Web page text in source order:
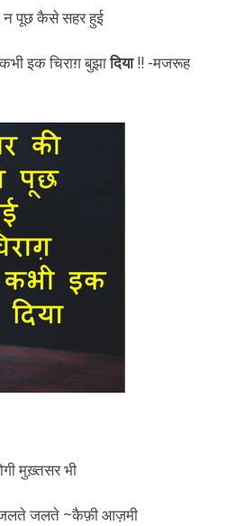
पूछ कैसे सहर हुई
इक चिराग़ बुझादिया!! -मजरूह
मुख़्तसर भी
जलते ~कैफ़ी आज़मी